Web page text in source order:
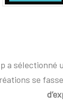
a
se